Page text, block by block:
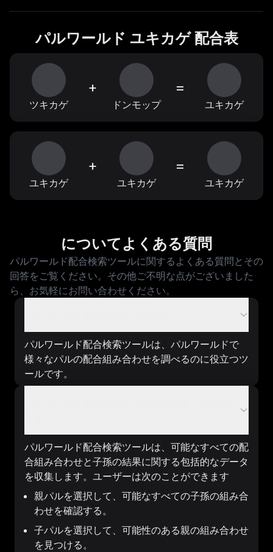
パルワールド ユキカゲ 配合表
ツキカゲ
+
ドンモップ
=
ユキカゲ
ユキカゲ
+
ユキカゲ
=
ユキカゲ
についてよくある質問
パルワールド配合検索ツールに関するよくある質問とその
回答をご覧ください。その他ご不明な点がございました
ら、お気軽にお問い合わせください。
パルワールド配合検索ツールは、パルワールドで
様々なパルの配合組み合わせを調べるのに役立つツ
ールです。
パルワールド配合検索ツールは、可能なすべての配
合組み合わせと子孫の結果に関する包括的なデータ
を収集します。ユーザーは次のことができます
親パルを選択して、可能なすべての子孫の組み合
わせを確認する。
子パルを選択して、可能性のある親の組み合わせ
を見つける。